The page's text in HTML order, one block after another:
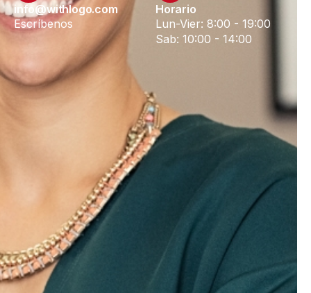
info@withlogo.com
Escríbenos
Horario
Lun-Vier: 8:00 - 19:00
Sab: 10:00 - 14:00